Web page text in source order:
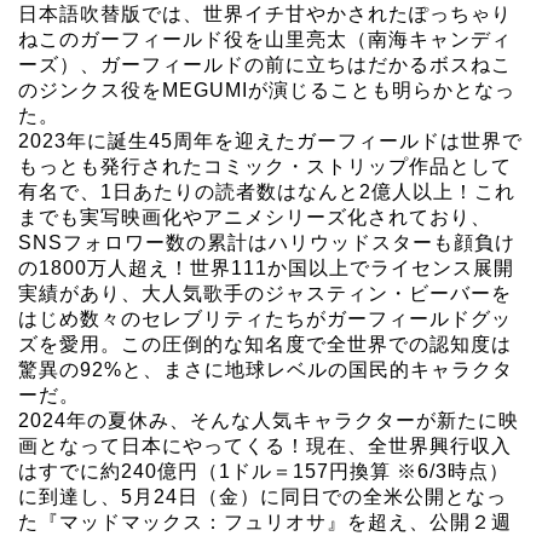
日本語吹替版では、世界イチ甘やかされたぽっちゃり
ねこのガーフィールド役を山里亮太（南海キャンディ
ーズ）、ガーフィールドの前に立ちはだかるボスねこ
のジンクス役をMEGUMIが演じることも明らかとなっ
た。
2023年に誕生45周年を迎えたガーフィールドは世界で
もっとも発行されたコミック・ストリップ作品として
有名で、1日あたりの読者数はなんと2億人以上！これ
までも実写映画化やアニメシリーズ化されており、
SNSフォロワー数の累計はハリウッドスターも顔負け
の1800万人超え！世界111か国以上でライセンス展開
実績があり、大人気歌手のジャスティン・ビーバーを
はじめ数々のセレブリティたちがガーフィールドグッ
ズを愛用。この圧倒的な知名度で全世界での認知度は
驚異の92%と、まさに地球レベルの国民的キャラクタ
ーだ。
2024年の夏休み、そんな人気キャラクターが新たに映
画となって日本にやってくる！現在、全世界興行収入
はすでに約240億円（1ドル＝157円換算 ※6/3時点）
に到達し、5月24日（金）に同日での全米公開となっ
た『マッドマックス：フュリオサ』を超え、公開２週